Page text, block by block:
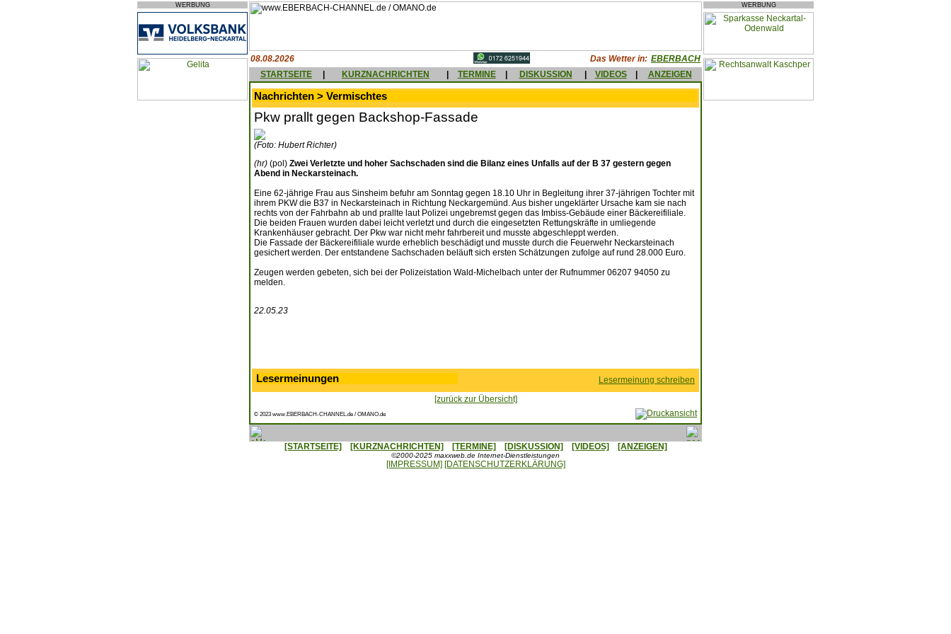
WERBUNG
08.08.2026 Das Wetter in: EBERBACH
STARTSEITE
KURZNACHRICHTEN TERMINE DISKUSSION VIDEOS ANZEIGEN
Nachrichten > Vermischtes
Pkw prallt gegen Backshop-Fassade
(Foto: Hubert Richter)
(hr) (pol) Zwei Verletzte und hoher Sachschaden sind die Bilanz eines Unfalls auf der B 37 gestern gegen
Abend in Neckarsteinach.
Eine 62-jährige Frau aus Sinsheim befuhr am Sonntag gegen 18.10 Uhr in Begleitung ihrer 37-jährigen Tochter mit
ihrem PKW die B37 in Neckarsteinach in Richtung Neckargemünd. Aus bisher ungeklärter Ursache kam sie nach
rechts von der Fahrbahn ab und prallte laut Polizei ungebremst gegen das Imbiss-Gebäude einer Bäckereifiliale.
Die beiden Frauen wurden dabei leicht verletzt und durch die eingesetzten Rettungskräfte in umliegende
Krankenhäuser gebracht. Der Pkw war nicht mehr fahrbereit und musste abgeschleppt werden.
Die Fassade der Bäckereifiliale wurde erheblich beschädigt und musste durch die Feuerwehr Neckarsteinach
gesichert werden. Der entstandene Sachschaden beläuft sich ersten Schätzungen zufolge auf rund 28.000 Euro.
Zeugen werden gebeten, sich bei der Polizeistation Wald-Michelbach unter der Rufnummer 06207 94050 zu
melden.
22.05.23
Lesermeinungen
Lesermeinung schreiben
[zurück zur Übersicht]
© 2023 www.EBERBACH-CHANNEL.de / OMANO.de
[STARTSEITE] [KURZNACHRICHTEN] [TERMINE] [DISKUSSION] [VIDEOS] [ANZEIGEN]
©2000-2025 maxxweb.de Internet-Dienstleistungen
[IMPRESSUM] [DATENSCHUTZERKLÄRUNG]
WERBUNG